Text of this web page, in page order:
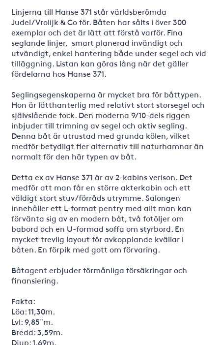
Linjerna till Hanse 371 står världsberömda
Judel/Vrolijk & Co för. Båten har sålts i över 300
exemplar och det är lätt att förstå varför. Fina
seglande linjer, smart planerad invändigt och
utvändigt, enkel hantering både under segel och vid
tilläggning. Listan kan göras lång när det gäller
fördelarna hos Hanse 371.
Seglingsegenskaperna är mycket bra för båttypen.
Hon är lätthanterlig med relativt stort storsegel och
självslående fock. Den moderna 9/10-dels riggen
inbjuder till trimning av segel och aktiv segling.
Denna båt är utrustad med grunda kölen, vilket
medför betydligt fler alternativ till naturhamnar än
normalt för den här typen av båt.
Detta ex av Hanse 371 är av 2-kabins verison. Det
medför att man får en större akterkabin och ett
väldigt stort stuv/förråds utrymme. Salongen
innehåller ett L-format pentry med allt man kan
förvänta sig av en modern båt, två fotöljer om
babord och en U-formad soffa om styrbord. En
mycket trevlig layout för avkopplande kvällar i
båten. En förpik med gott om förvaring.
Båtagent erbjuder förmånliga försäkringar och
finansiering.
Fakta:
Löa: 11,30m.
Lvl: 9,85¨m.
Bredd: 3,59m.
Djup: 1,69m.